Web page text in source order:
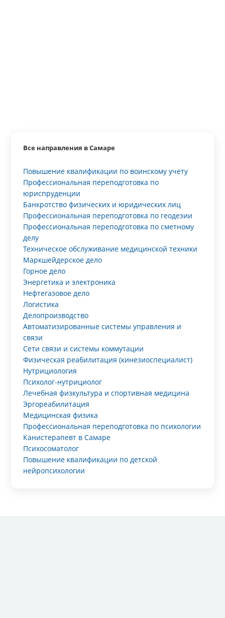
Все направления в Самаре
Повышение квалификации по воинскому учету
Профессиональная переподготовка по
юриспруденции
Банкротство физических и юридических лиц
Профессиональная переподготовка по геодезии
Профессиональная переподготовка по сметному
делу
Техническое обслуживание медицинской техники
Маркшейдерское дело
Горное дело
Энергетика и электроника
Нефтегазовое дело
Логистика
Делопроизводство
Автоматизированные системы управления и
связи
Сети связи и системы коммутации
Физическая реабилитация (кинезиоспециалист)
Нутрициология
Психолог-нутрициолог
Лечебная физкультура и спортивная медицина
Эргореабилитация
Медицинская физика
Профессиональная переподготовка по психологии
Канистерапевт в Самаре
Психосоматолог
Повышение квалификации по детской
нейропсихологии